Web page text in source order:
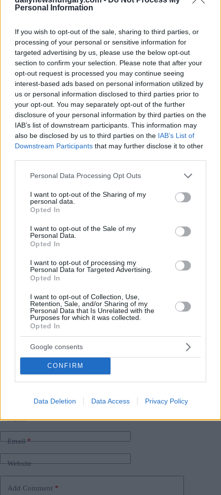
Personal Information
If you wish to opt-out of the sale, sharing to third parties, or
processing of your personal or sensitive information for
targeted advertising by us, please use the below opt-out
section to confirm your selection. Please note that after your
opt-out request is processed you may continue seeing
interest-based ads based on personal information utilized by
us or personal information disclosed to third parties prior to
your opt-out. You may separately opt-out of the further
disclosure of your personal information by third parties on the
IAB’s list of downstream participants. This information may
also be disclosed by us to third parties on the IAB’s List of
Downstream Participants that may further disclose it to other
Please note that this website/app uses one or more Google
not limited to your visit or usage behaviour. You may click to
grant or deny consent to Google and its third-party tags to
use your data for below specified purposes in below Google
consent section.
Personal Data Processing Opt Outs
I want to opt-out of the Sharing of my
personal data.
Opted In
I want to opt-out of the Sale of my
Personal Data.
Opted In
I want to opt-out of processing my
Personal Data for Targeted Advertising.
Opted In
I want to opt-out of Collection, Use,
Retention, Sale, and/or Sharing of my
Personal Data that Is Unrelated with the
Purposes for which it was collected.
Opted In
Google consents
CONFIRM
Data Deletion Data Access Privacy Policy
castello medievale ungherese
operano gli esercizi di ristorazione, sarà senza alcuna
consultazione significativa delle parti interessate, scrivono,
aggiungendo che la proposta vedrebbe entrare in vigore
anche l’orario di chiusura di mezzanotte per tutti i luoghi
cinque giorni alla settimana dal 17 Ottobre.
C’era già un regolamento
Ricordano che due anni fa, il distretto ha introdotto un
regolamento sull’orario di chiusura di mezzanotte che
consente ai ristoranti che vogliono essere premurosi nei
confronti dei residenti del distretto di essere aperti anche dopo
mezzanotte secondo determinati criteri rigorosi. Tuttavia, il
regolamento “ non ha portato rassicurazioni da parte delle
nuova apparizione dell’iconico Ponte delle Catene di
Budapest
“La leader del gruppo di lavoro, Mónika Ujvári-Kövér, si è
dimessa dalla carica di vicesindaco quest’estate, si può solo
ipotizzare se le sue dimissioni possano essere legate al fatto
di lavoro due anni fa (e adottate dal Consiglio dei
Rappresentanti) e la messa a punto delle regole con gli
stakeholder è ovviamente stata completamente trascurata
Secondo le informazioni di Színes Erzsébetváros, l’ultima
consultazione del gruppo di lavoro è avvenuta sei mesi fa.
#legge #
Name*
Email*
Website
Add Comment *